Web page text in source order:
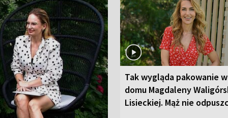
Tak wygląda pakowanie w
domu Magdaleny
Lisieckiej. Mąż nie